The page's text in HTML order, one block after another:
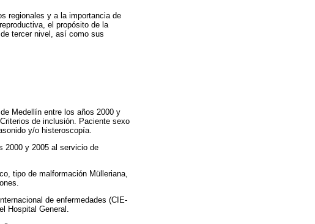
regionales y a la importancia de
el propósito de la
tercer nivel, así como sus
Medellín entre los años 2000 y
de inclusión. Paciente sexo
y/o histeroscopía.
2000 y 2005 al servicio de
tipo de malformación Mülleriana,
de enfermedades (CIE-
Hospital General.